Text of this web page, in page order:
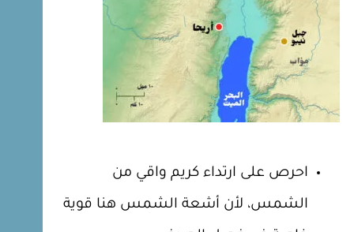
احرص على ارتداء كريم واقي من
الشمس، لأن أشعة الشمس هنا قوية